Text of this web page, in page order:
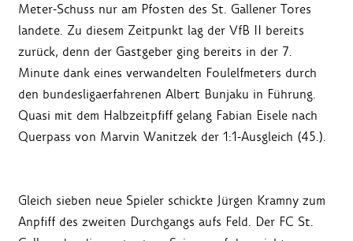
Meter-Schuss nur am Pfosten des St. Gallener Tores
landete. Zu diesem Zeitpunkt lag der VfB II bereits
zurück, denn der Gastgeber ging bereits in der 7.
Minute dank eines verwandelten Foulelfmeters durch
den bundesligaerfahrenen Albert Bunjaku in Führung.
Quasi mit dem Halbzeitpfiff gelang Fabian Eisele nach
Querpass von Marvin Wanitzek der 1:1-Ausgleich (45.).
Gleich sieben neue Spieler schickte Jürgen Kramny zum
Anpfiff des zweiten Durchgangs aufs Feld. Der FC St.